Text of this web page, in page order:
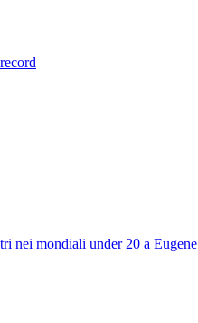
nei mondiali under 20 a Eugene